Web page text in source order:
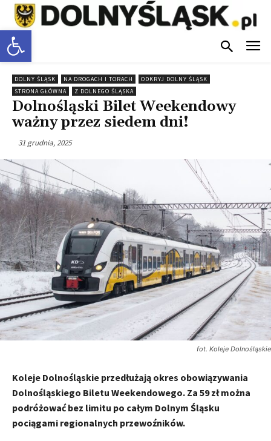
Otwórz pasek narzędzi
DOLNY ŚLĄSK NA DROGACH I TORACH
ODKRYJ DOLNY ŚLĄSK
STRONA GŁÓWNA
Z DOLNEGO ŚLĄSKA
Dolnośląski Bilet Weekendowy
ważny przez siedem dni!
31 grudnia, 2025
fot. Koleje Dolnośląskie
Koleje Dolnośląskie przedłużają okres obowiązywania
Dolnośląskiego Biletu Weekendowego. Za 59 zł można
podróżować bez limitu po całym Dolnym Śląsku
pociągami regionalnych przewoźników.